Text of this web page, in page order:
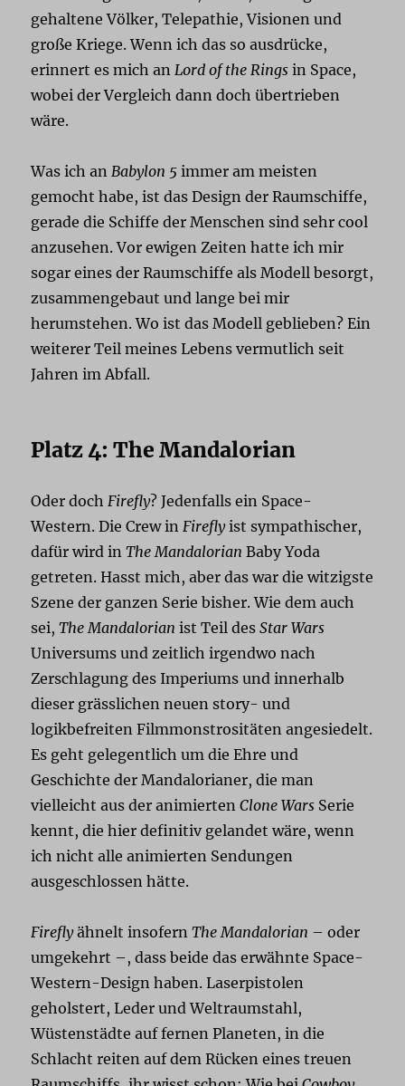
gehaltene Völker, Telepathie, Visionen und
große Kriege. Wenn ich das so ausdrücke,
erinnert es mich anLord of the Rings in Space,
wobei der Vergleich dann doch übertrieben
wäre.
Was ich anBabylon 5 immer am meisten
gemocht habe, ist das Design der Raumschiffe,
gerade die Schiffe der Menschen sind sehr cool
anzusehen. Vor ewigen Zeiten hatte ich mir
sogar eines der Raumschiffe als Modell besorgt,
zusammengebaut und lange bei mir
herumstehen. Wo ist das Modell geblieben? Ein
weiterer Teil meines Lebens vermutlich seit
Jahren im Abfall.
Platz 4: The Mandalorian
Oder dochFirefly? Jedenfalls ein Space-
Western. Die Crew inFireflyist sympathischer,
dafür wird inThe Mandalorian Baby Yoda
getreten. Hasst mich, aber das war die witzigste
Szene der ganzen Serie bisher. Wie dem auch
sei,The Mandalorian ist Teil desStar Wars
Universums und zeitlich irgendwo nach
Zerschlagung des Imperiums und innerhalb
dieser grässlichen neuen story- und
logikbefreiten Filmmonstrositäten angesiedelt.
Es geht gelegentlich um die Ehre und
Geschichte der Mandalorianer, die man
vielleicht aus der animiertenClone Wars Serie
kennt, die hier definitiv gelandet wäre, wenn
ich nicht alle animierten Sendungen
ausgeschlossen hätte.
Fireflyähnelt insofernThe Mandalorian – oder
umgekehrt –, dass beide das erwähnte Space-
Western-Design haben. Laserpistolen
geholstert, Leder und Weltraumstahl,
Wüstenstädte auf fernen Planeten, in die
Schlacht reiten auf dem Rücken eines treuen